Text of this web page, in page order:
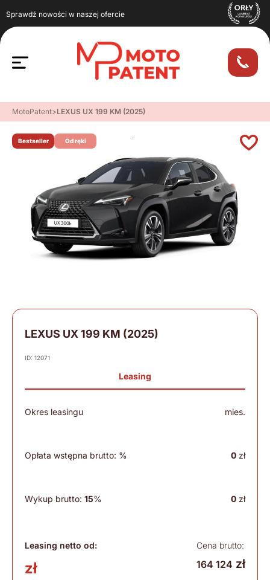
Sprawdź nowości w naszej ofercie
MotoPatent>LEXUS UX 199 KM (2025)
Bestseller Od ręki
LEXUS UX 199 KM (2025)
ID: 12071
Leasing
Okres leasingu mies.
Opłata wstępna brutto: % 0 zł
Wykup brutto: 15% 0 zł
Leasing netto od:
zł
Cena brutto:
164 124 zł